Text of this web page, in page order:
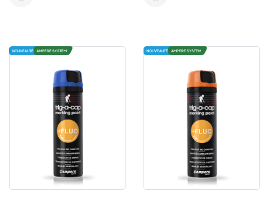
NOUVEAUTÉ AMPERE SYSTEM NOUVEAUTÉ AMPERE SYSTEM